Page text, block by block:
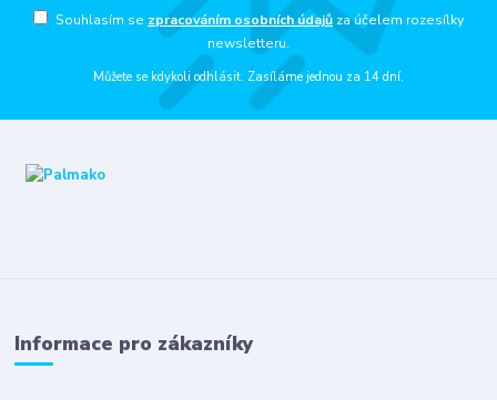
Souhlasím se zpracováním osobních údajůza účelem rozesílky
newsletteru.
Můžete se kdykoli odhlásit. Zasíláme jednou za 14 dní.
Informace pro zákazníky